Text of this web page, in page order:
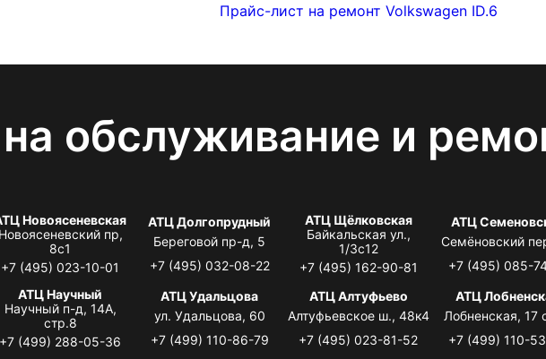
Прайс-лист на ремонт Volkswagen ID.6
обслуживание и
Новоясеневская
Новоясеневский пр,
8с1
+7 (495) 023-10-01
АТЦ Долгопрудный
Береговой пр-д, 5
+7 (495) 032-08-22
АТЦ Щёлковская
Байкальская ул.,
1/3с12
+7 (495) 162-90-81
АТЦ
Семёновский
+7 (495) 085-
АТЦ Научный
Научный п-д, 14А,
стр.8
+7 (499) 288-05-36
АТЦ Удальцова
ул. Удальцова, 60
+7 (499) 110-86-79
АТЦ Алтуфьево
Алтуфьевское ш., 48к4
+7 (495) 023-81-52
АТЦ
Лобненская, 17
+7 (499) 110-